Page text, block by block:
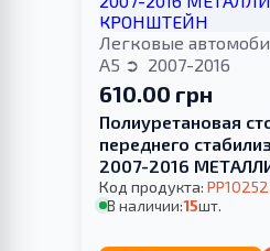
Легковые
A5
2007-2016
610.00 грн
Полиуретановая
переднего
2007-2016
КРОНШТЕЙН
Код продукта:
В наличии:15шт.